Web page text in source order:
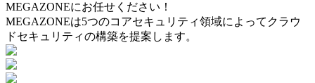
MEGAZONEにお任せください！
MEGAZONEは5つのコアセキュリティ領域によってクラウ
ドセキュリティの構築を提案します。